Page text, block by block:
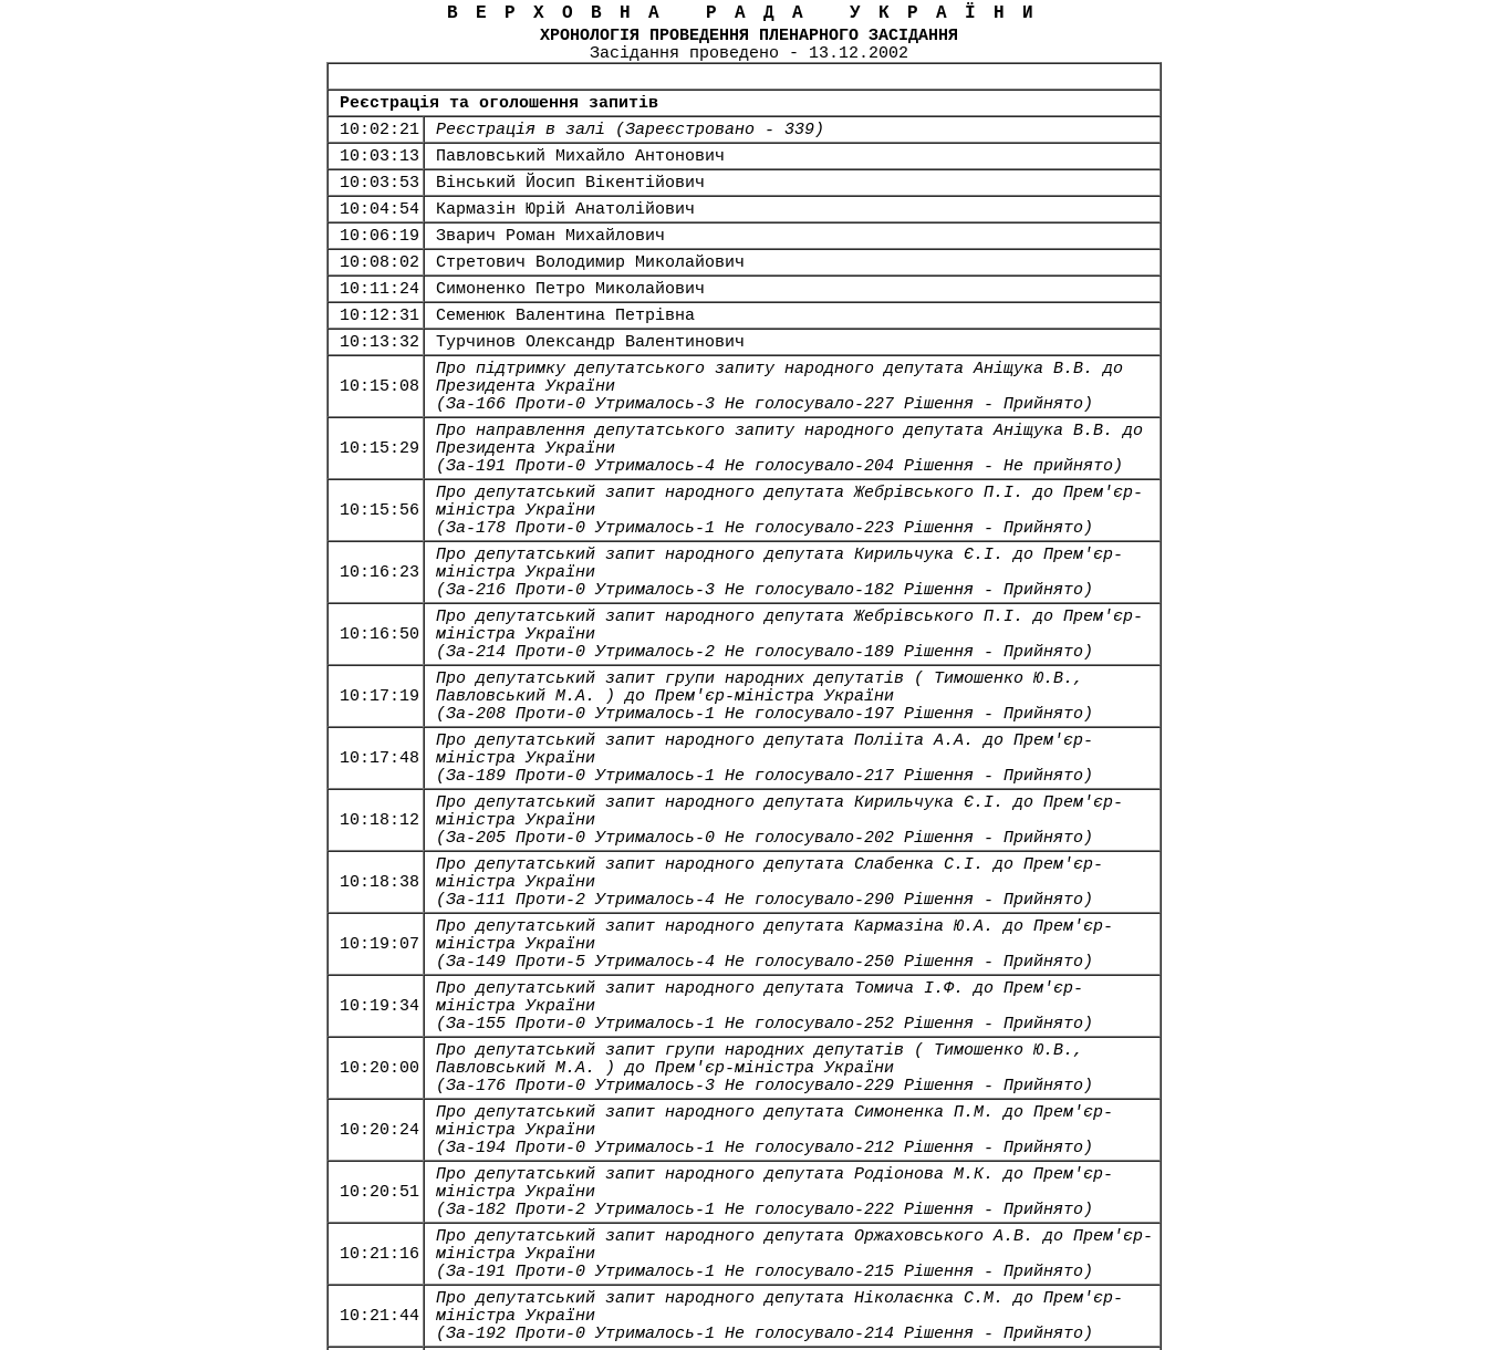
ВЕРХОВНА РАДА УКРАЇНИ
ХРОНОЛОГІЯ ПРОВЕДЕННЯ ПЛЕНАРНОГО ЗАСІДАННЯ
Засідання проведено - 13.12.2002
Реєстрація та оголошення запитів
10:02:21
Реєстрація в залі (Зареєстровано - 339)
10:03:13
Павловський Михайло Антонович
10:03:53
Вінський Йосип Вікентійович
10:04:54
Кармазін Юрій Анатолійович
10:06:19
Зварич Роман Михайлович
10:08:02
Стретович Володимир Миколайович
10:11:24
Симоненко Петро Миколайович
10:12:31
Семенюк Валентина Петрівна
10:13:32
Турчинов Олександр Валентинович
10:15:08
Про підтримку депутатського запиту народного депутата Аніщука В.В. до
Президента України
(За-166 Проти-0 Утрималось-3 Не голосувало-227 Рішення - Прийнято)
10:15:29
Про направлення депутатського запиту народного депутата Аніщука В.В. до
Президента України
(За-191 Проти-0 Утрималось-4 Не голосувало-204 Рішення - Не прийнято)
10:15:56
Про депутатський запит народного депутата Жебрівського П.І. до Прем'єр-
міністра України
(За-178 Проти-0 Утрималось-1 Не голосувало-223 Рішення - Прийнято)
10:16:23
Про депутатський запит народного депутата Кирильчука Є.І. до Прем'єр-
міністра України
(За-216 Проти-0 Утрималось-3 Не голосувало-182 Рішення - Прийнято)
10:16:50
Про депутатський запит народного депутата Жебрівського П.І. до Прем'єр-
міністра України
(За-214 Проти-0 Утрималось-2 Не голосувало-189 Рішення - Прийнято)
10:17:19
Про депутатський запит групи народних депутатів ( Тимошенко Ю.В.,
Павловський М.А. ) до Прем'єр-міністра України
(За-208 Проти-0 Утрималось-1 Не голосувало-197 Рішення - Прийнято)
10:17:48
Про депутатський запит народного депутата Полііта А.А. до Прем'єр-
міністра України
(За-189 Проти-0 Утрималось-1 Не голосувало-217 Рішення - Прийнято)
10:18:12
Про депутатський запит народного депутата Кирильчука Є.І. до Прем'єр-
міністра України
(За-205 Проти-0 Утрималось-0 Не голосувало-202 Рішення - Прийнято)
10:18:38
Про депутатський запит народного депутата Слабенка С.І. до Прем'єр-
міністра України
(За-111 Проти-2 Утрималось-4 Не голосувало-290 Рішення - Прийнято)
10:19:07
Про депутатський запит народного депутата Кармазіна Ю.А. до Прем'єр-
міністра України
(За-149 Проти-5 Утрималось-4 Не голосувало-250 Рішення - Прийнято)
10:19:34
Про депутатський запит народного депутата Томича І.Ф. до Прем'єр-
міністра України
(За-155 Проти-0 Утрималось-1 Не голосувало-252 Рішення - Прийнято)
10:20:00
Про депутатський запит групи народних депутатів ( Тимошенко Ю.В.,
Павловський М.А. ) до Прем'єр-міністра України
(За-176 Проти-0 Утрималось-3 Не голосувало-229 Рішення - Прийнято)
10:20:24
Про депутатський запит народного депутата Симоненка П.М. до Прем'єр-
міністра України
(За-194 Проти-0 Утрималось-1 Не голосувало-212 Рішення - Прийнято)
10:20:51
Про депутатський запит народного депутата Родіонова М.К. до Прем'єр-
міністра України
(За-182 Проти-2 Утрималось-1 Не голосувало-222 Рішення - Прийнято)
10:21:16
Про депутатський запит народного депутата Оржаховського А.В. до Прем'єр-
міністра України
(За-191 Проти-0 Утрималось-1 Не голосувало-215 Рішення - Прийнято)
10:21:44
Про депутатський запит народного депутата Ніколаєнка С.М. до Прем'єр-
міністра України
(За-192 Проти-0 Утрималось-1 Не голосувало-214 Рішення - Прийнято)